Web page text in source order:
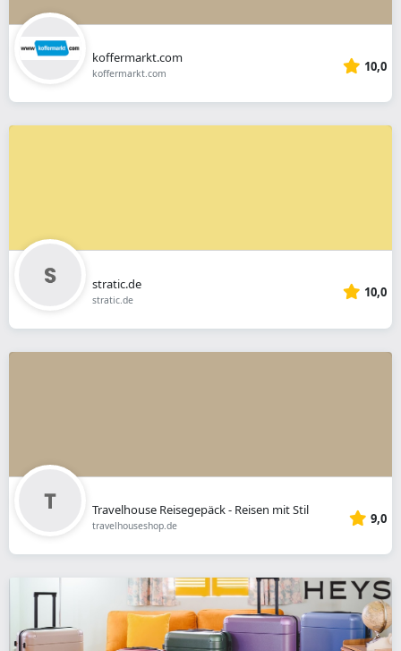
koffermarkt.com
koffermarkt.com 10,0
stratic.de
stratic.de 10,0
Travelhouse Reisegepäck - Reisen mit Stil
travelhouseshop.de 9,0